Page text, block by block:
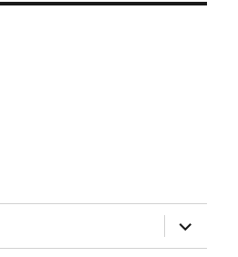
expand
child
menu